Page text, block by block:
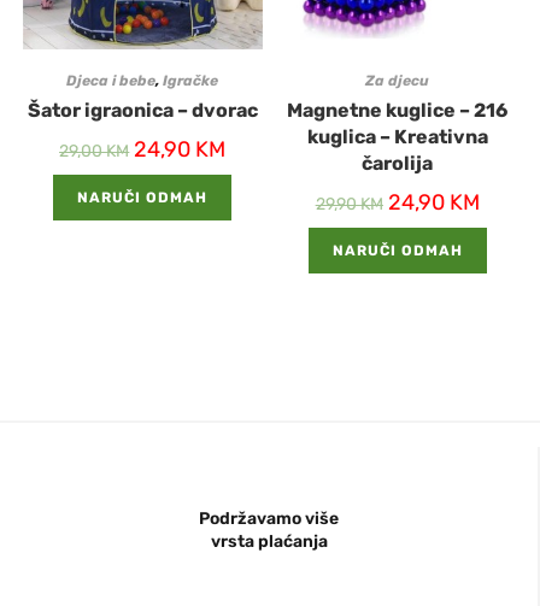
Djeca i bebe,Igračke
Šator igraonica – dvorac
29,00KM 24,90 KM
NARUČI ODMAH
Za djecu
Magnetne kuglice – 216
kuglica – Kreativna
čarolija
29,90KM 24,90 KM
NARUČI ODMAH
Podržavamo više
vrsta plaćanja